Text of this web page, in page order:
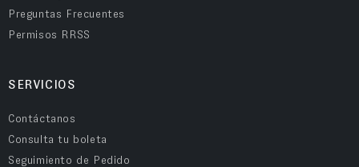
Preguntas Frecuentes
Permisos RRSS
SERVICIOS
Contáctanos
Consulta tu boleta
Seguimiento de Pedido